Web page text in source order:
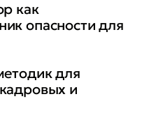
как
опасности для
для
и